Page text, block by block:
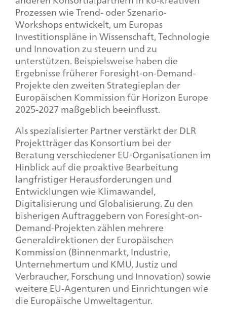
Prozessen wie Trend- oder Szenario-
Workshops entwickelt, um Europas
Investitionspläne in Wissenschaft, Technologie
und Innovation zu steuern und zu
unterstützen. Beispielsweise haben die
Ergebnisse frühererForesight-on-Demand-
Projekte den zweiten Strategieplan der
Europäischen Kommission fürHorizon Europe
2025-2027 maßgeblich beeinflusst.
Als spezialisierter Partner verstärkt der DLR
Projektträger das Konsortium bei der
Beratung verschiedener EU-Organisationen im
Hinblick auf die proaktive Bearbeitung
langfristiger Herausforderungen und
Entwicklungen wie Klimawandel,
Digitalisierung und Globalisierung. Zu den
bisherigen Auftraggebern vonForesight-on-
Demand-Projekten zählen mehrere
Generaldirektionen der Europäischen
Kommission (Binnenmarkt, Industrie,
Unternehmertum und KMU, Justiz und
Verbraucher, Forschung und Innovation) sowie
weitere EU-Agenturen und Einrichtungen wie
die Europäische Umweltagentur.